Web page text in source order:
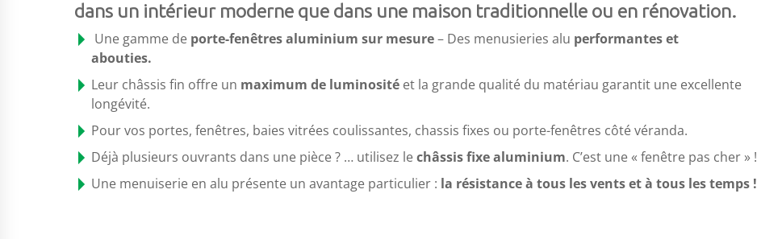
dans un intérieur moderne que dans une maison traditionnelle ou en rénovation.
Une gamme de porte-fenêtres aluminium sur mesure– Des menusieries alu performantes et
abouties.
Leur châssis fin offre un maximum de luminositéet la grande qualité du matériau garantit une excellente
longévité.
Pour vos portes, fenêtres, baies vitrées coulissantes, chassis fixes ou porte-fenêtres côté véranda.
Déjà plusieurs ouvrants dans une pièce ? … utilisez lechâssis fixe aluminium. C’est une « fenêtre pas cher » !
Une menuiserie en alu présente un avantage particulier : la résistance à tous les vents et à tous les temps !